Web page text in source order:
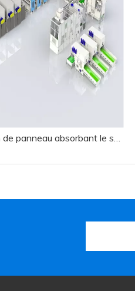
Ligne de production de panneau absorbant le son en polyester